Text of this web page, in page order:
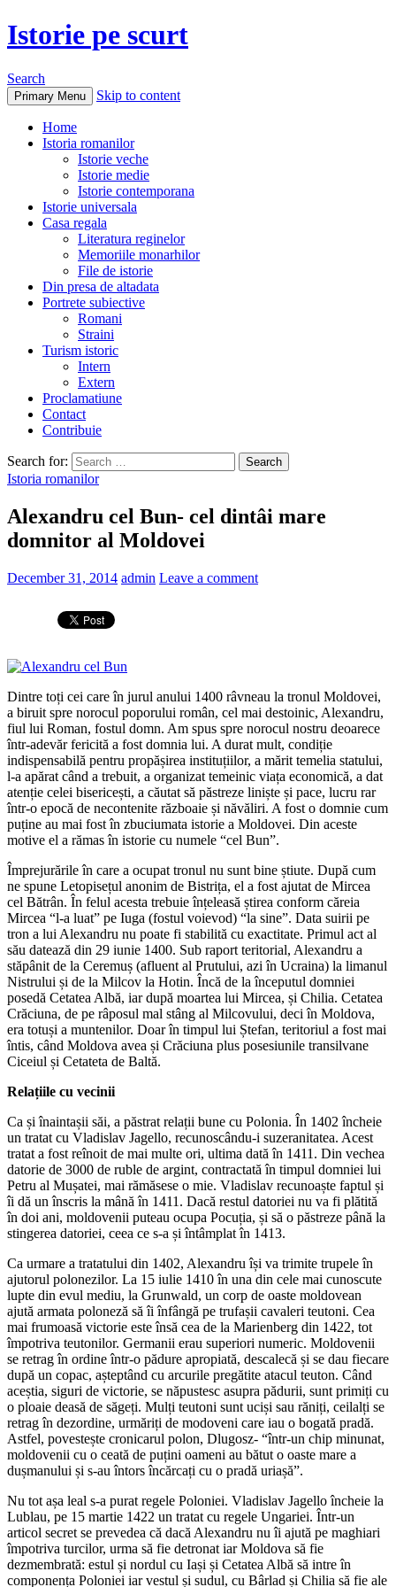
Istorie pe scurt
Search
Primary Menu Skip to content
Home
Istoria romanilor
Istorie veche
Istorie medie
Istorie contemporana
Istorie universala
Casa regala
Literatura reginelor
Memoriile monarhilor
File de istorie
Din presa de altadata
Portrete subiective
Romani
Straini
Turism istoric
Intern
Extern
Proclamatiune
Contact
Contribuie
Search for:
Istoria romanilor
Alexandru cel Bun- cel dintâi mare
domnitor al Moldovei
December 31, 2014 admin Leave a comment
Dintre toți cei care în jurul anului 1400 râvneau la tronul Moldovei,
a biruit spre norocul poporului român, cel mai destoinic, Alexandru,
fiul lui Roman, fostul domn. Am spus spre norocul nostru deoarece
într-adevăr fericită a fost domnia lui. A durat mult, condiție
indispensabilă pentru propășirea instituțiilor, a mărit temelia statului,
l-a apărat când a trebuit, a organizat temeinic viața economică, a dat
atenție celei bisericești, a căutat să păstreze liniște și pace, lucru rar
într-o epocă de necontenite războaie și năvăliri. A fost o domnie cum
puține au mai fost în zbuciumata istorie a Moldovei. Din aceste
motive el a rămas în istorie cu numele “cel Bun”.
Împrejurările în care a ocupat tronul nu sunt bine știute. După cum
ne spune Letopisețul anonim de Bistrița, el a fost ajutat de Mircea
cel Bătrân. În felul acesta trebuie înțeleasă știrea conform căreia
Mircea “l-a luat” pe Iuga (fostul voievod) “la sine”. Data suirii pe
tron a lui Alexandru nu poate fi stabilită cu exactitate. Primul act al
său datează din 29 iunie 1400. Sub raport teritorial, Alexandru a
stăpânit de la Ceremuș (afluent al Prutului, azi în Ucraina) la limanul
Nistrului și de la Milcov la Hotin. Încă de la începutul domniei
posedă Cetatea Albă, iar după moartea lui Mircea, și Chilia. Cetatea
Crăciuna, de pe râposul mal stâng al Milcovului, deci în Moldova,
era totuși a muntenilor. Doar în timpul lui Ștefan, teritoriul a fost mai
întis, când Moldova avea și Crăciuna plus posesiunile transilvane
Ciceiul și Cetateta de Baltă.
Relațiile cu vecinii
Ca și înaintașii săi, a păstrat relații bune cu Polonia. În 1402 încheie
un tratat cu Vladislav Jagello, recunoscându-i suzeranitatea. Acest
tratat a fost reînoit de mai multe ori, ultima dată în 1411. Din vechea
datorie de 3000 de ruble de argint, contractată în timpul domniei lui
Petru al Mușatei, mai rămăsese o mie. Vladislav recunoaște faptul și
îi dă un înscris la mână în 1411. Dacă restul datoriei nu va fi plătită
în doi ani, moldovenii puteau ocupa Pocuția, și să o păstreze până la
stingerea datoriei, ceea ce s-a și întâmplat în 1413.
Ca urmare a tratatului din 1402, Alexandru își va trimite trupele în
ajutorul polonezilor. La 15 iulie 1410 în una din cele mai cunoscute
lupte din evul mediu, la Grunwald, un corp de oaste moldovean
ajută armata poloneză să îi înfângă pe trufașii cavaleri teutoni. Cea
mai frumoasă victorie este însă cea de la Marienberg din 1422, tot
împotriva teutonilor. Germanii erau superiori numeric. Moldovenii
se retrag în ordine într-o pădure apropiată, descalecă și se dau fiecare
după un copac, așteptând cu arcurile pregătite atacul teuton. Când
aceștia, siguri de victorie, se năpustesc asupra pădurii, sunt primiți cu
o ploaie deasă de săgeți. Mulți teutoni sunt uciși sau răniți, ceilalți se
retrag în dezordine, urmăriți de modoveni care iau o bogată pradă.
Astfel, povestește cronicarul polon, Dlugosz- “într-un chip minunat,
moldovenii cu o ceată de puțini oameni au bătut o oaste mare a
dușmanului și s-au întors încărcați cu o pradă uriașă”.
Nu tot așa leal s-a purat regele Poloniei. Vladislav Jagello încheie la
Lublau, pe 15 martie 1422 un tratat cu regele Ungariei. Într-un
articol secret se prevedea că dacă Alexandru nu îi ajută pe maghiari
împotriva turcilor, urma să fie detronat iar Moldova să fie
dezmembrată: estul și nordul cu Iași și Cetatea Albă să intre în
componența Poloniei iar vestul și sudul, cu Bârlad și Chilia să fie ale